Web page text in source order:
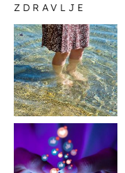
ZDRAVLJE